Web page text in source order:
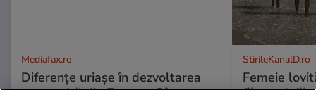
Mediafax.ro
Diferențe uriașe în dezvoltarea
economică din Europa. Cât e
StirileKanalD.ro
Femeie
făcea plajă: